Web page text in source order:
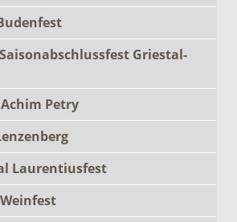
Griestal-
Petry
Laurentiusfest